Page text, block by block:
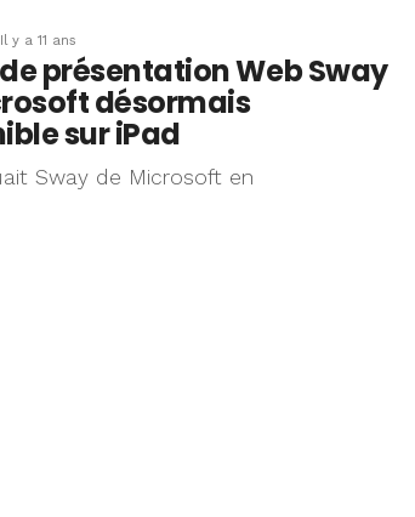
Il y a 11 ans
de présentation Web Sway
désormais
sur iPad
Sway de Microsoft en